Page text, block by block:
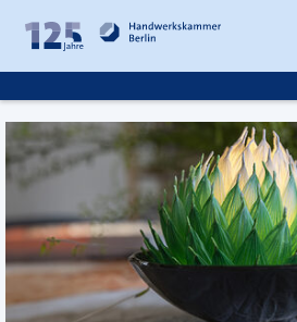
Inhalt
springen
Fußzeile
springen